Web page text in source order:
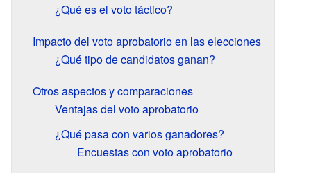
¿Qué es el voto táctico?
Impacto del voto aprobatorio en las elecciones
¿Qué tipo de candidatos ganan?
Otros aspectos y comparaciones
Ventajas del voto aprobatorio
¿Qué pasa con varios ganadores?
Encuestas con voto aprobatorio